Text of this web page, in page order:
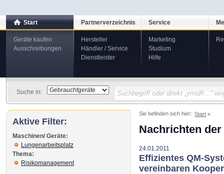
Start
Geräte kaufen
Ausschreibungen
Partnerverzeichnis
Hersteller
Händler / Service
Dienstleister
Service
Marketing
Studium
Hilfe
Suche in:
Sie befinden sich hier: Start
Nachrichten
24.01.2011
Effizientes QM-
vereinbaren
Aktive Filter:
Maschinen/ Geräte:
Lungenarbeitsplatz
Thema:
Risikomanagement